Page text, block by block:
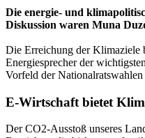
Die energie- und
Diskussion waren Muna
Die Erreichung der Klimaziele
Energiesprecher der
Vorfeld der Nationalratswahlen
E-Wirtschaft bietet
Der CO2-Ausstoß unseres